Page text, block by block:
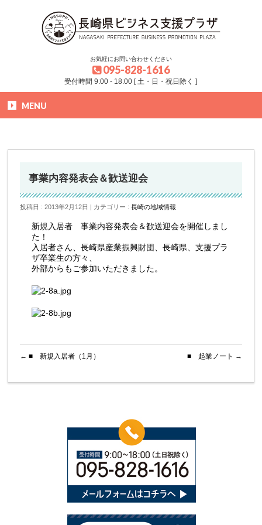
お気軽にお問い合わせください
095-828-1616
受付時間 9:00 - 18:00 [ 土・日・祝日除く ]
MENU
事業内容発表会＆歓送迎会
投稿日 : 2013年2月12日 カテゴリー :長崎の地域情報
新規入居者 事業内容発表会＆歓送迎会を開催しまし
た！
入居者さん、長崎県産業振興財団、長崎県、支援プラ
ザ卒業生の方々、
外部からもご参加いただきました。
← ■ 新規入居者（1月） ■ 起業ノート →